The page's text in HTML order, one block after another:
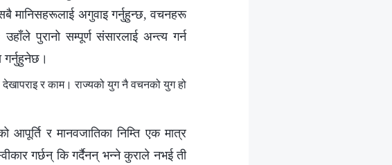
मानिसहरूलाई अगुवाइ गर्नुहुन्छ, वचनहरू
पुरानो सम्पूर्ण संसारलाई अन्त्य गर्न
गर्नुहुनेछ।
र काम। राज्यको युग नै वचनको युग हो
आपूर्ति र मानवजातिका निम्ति एक मात्र
गर्छन् कि गर्दैनन् भन्‍ने कुराले नभई ती